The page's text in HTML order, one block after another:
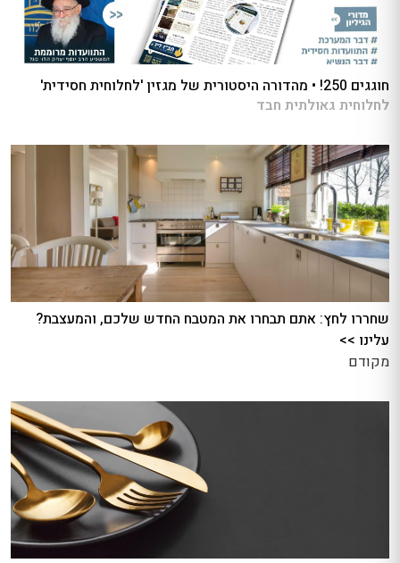
חוגגים 250! • מהדורה היסטורית של מגזין 'לחלוחית חסידית'
לחלוחית גאולתית חבד
שחררו לחץ: אתם תבחרו את המטבח החדש שלכם, והמעצבת?
עלינו >>
מקודם